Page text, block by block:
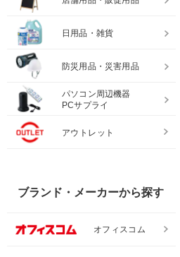
日用品・雑貨
防災用品・災害用品
パソコン周辺機器
PCサプライ
アウトレット
ブランド・メーカーから探す
オフィスコム